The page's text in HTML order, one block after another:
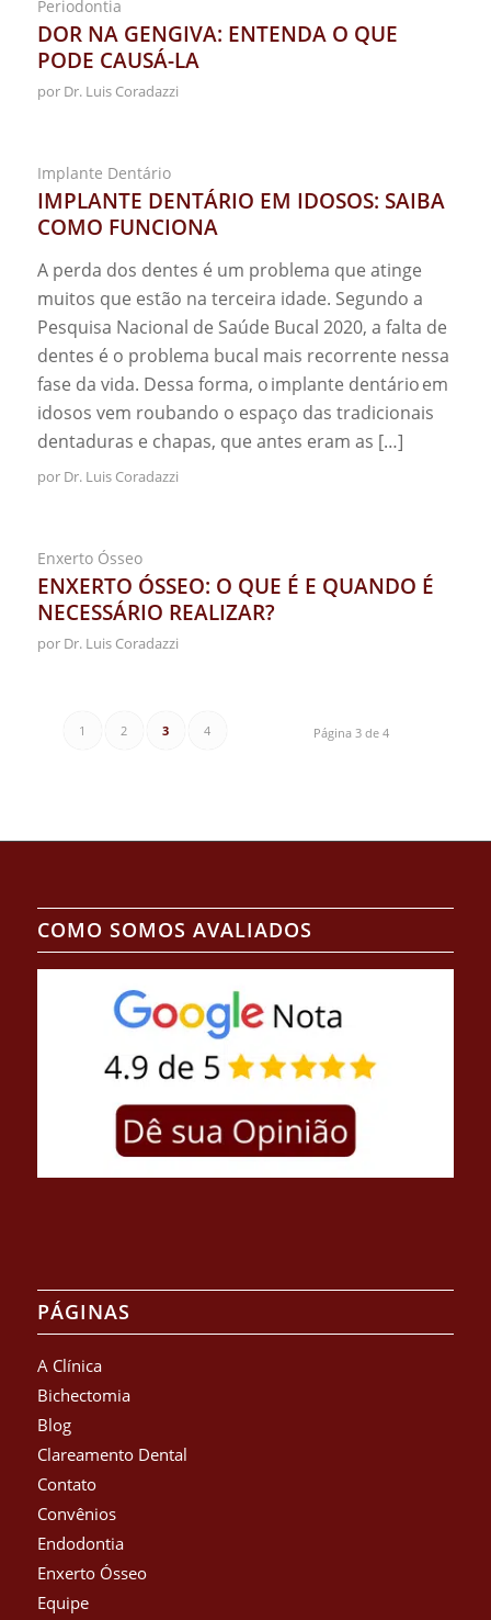
Periodontia
DOR NA GENGIVA: ENTENDA O QUE
PODE CAUSÁ-LA
por Dr. Luis Coradazzi
Implante Dentário
IMPLANTE DENTÁRIO EM IDOSOS: SAIBA
COMO FUNCIONA
A perda dos dentes é um problema que atinge
muitos que estão na terceira idade. Segundo a
Pesquisa Nacional de Saúde Bucal 2020, a falta de
dentes é o problema bucal mais recorrente nessa
fase da vida. Dessa forma, o implante dentário em
idosos vem roubando o espaço das tradicionais
dentaduras e chapas, que antes eram as […]
por Dr. Luis Coradazzi
Enxerto Ósseo
ENXERTO ÓSSEO: O QUE É E QUANDO É
NECESSÁRIO REALIZAR?
por Dr. Luis Coradazzi
Página 3 de 4
1 2 3 4
COMO SOMOS AVALIADOS
PÁGINAS
A Clínica
Bichectomia
Blog
Clareamento Dental
Contato
Convênios
Endodontia
Enxerto Ósseo
Equipe